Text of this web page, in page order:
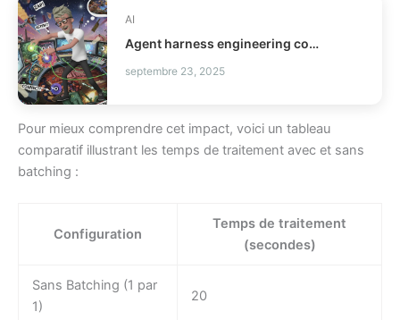
AI
Agent harness engineering comment fiabiliser vos agents IA ?
septembre 23, 2025
Pour mieux comprendre cet impact, voici un tableau
comparatif illustrant les temps de traitement avec et sans
batching :
Configuration
Temps de traitement
(secondes)
Sans Batching (1 par
1)
20